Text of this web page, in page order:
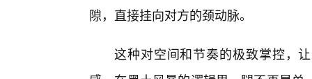
隙，直接挂向对方的颈动脉。
这种对空间和节奏的极致掌控，